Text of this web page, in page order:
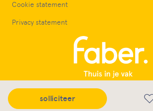
Wat wij biedensolliciteer
Cookie statement
Privacy statement